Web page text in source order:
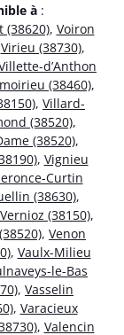
à :
(38620), Voiron
Virieu (38730),
d’Anthon
(38460),
, Villard-
(38520),
(38520),
, Vignieu
Curtin
(38630),
Vernioz (38150),
, Venon
, Vaulx-Milieu
le-Bas
, Vasselin
, Varacieux
, Valencin